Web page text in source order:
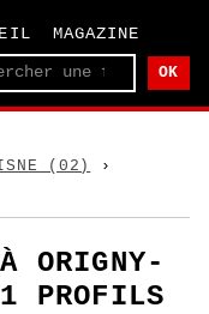
MAGAZINE
OK
(02)
›
ORIGNY-
PROFILS